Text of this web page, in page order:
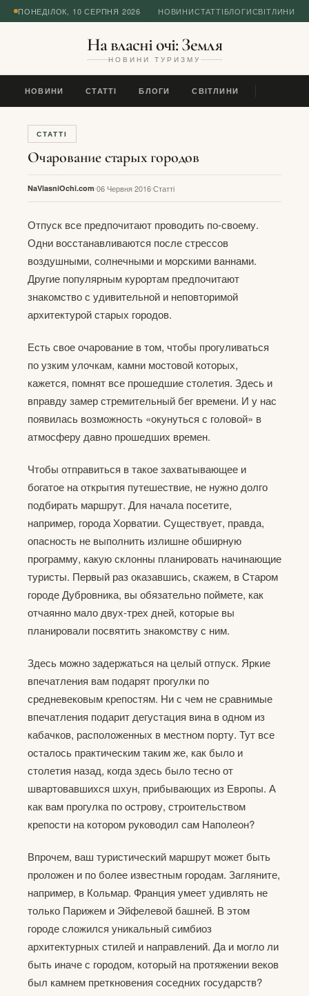
ПОНЕДІЛОК, 10 СЕРПНЯ 2026 НОВИНИСТАТТІБЛОГИСВІТЛИНИ
На власні очі: Земля
НОВИНИ ТУРИЗМУ
НОВИНИ СТАТТІ БЛОГИ СВІТЛИНИ
СТАТТІ
Очарование старых городов
NaVlasniOchi.com 06 Червня 2016Статті
Отпуск все предпочитают проводить по-своему.
Одни восстанавливаются после стрессов
воздушными, солнечными и морскими ваннами.
Другие популярным курортам предпочитают
знакомство с удивительной и неповторимой
архитектурой старых городов.
Есть свое очарование в том, чтобы прогуливаться
по узким улочкам, камни мостовой которых,
кажется, помнят все прошедшие столетия. Здесь и
вправду замер стремительный бег времени. И у нас
появилась возможность «окунуться с головой» в
атмосферу давно прошедших времен.
Чтобы отправиться в такое захватывающее и
богатое на открытия путешествие, не нужно долго
подбирать маршрут. Для начала посетите,
например, города Хорватии. Существует, правда,
опасность не выполнить излишне обширную
программу, какую склонны планировать начинающие
туристы. Первый раз оказавшись, скажем, в Старом
городе Дубровника, вы обязательно поймете, как
отчаянно мало двух-трех дней, которые вы
планировали посвятить знакомству с ним.
Здесь можно задержаться на целый отпуск. Яркие
впечатления вам подарят прогулки по
средневековым крепостям. Ни с чем не сравнимые
впечатления подарит дегустация вина в одном из
кабачков, расположенных в местном порту. Тут все
осталось практическим таким же, как было и
столетия назад, когда здесь было тесно от
швартовавшихся шхун, прибывающих из Европы. А
как вам прогулка по острову, строительством
крепости на котором руководил сам Наполеон?
Впрочем, ваш туристический маршрут может быть
проложен и по более известным городам. Загляните,
например, в Кольмар. Франция умеет удивлять не
только Парижем и Эйфелевой башней. В этом
городе сложился уникальный симбиоз
архитектурных стилей и направлений. Да и могло ли
быть иначе с городом, который на протяжении веков
был камнем преткновения соседних государств?